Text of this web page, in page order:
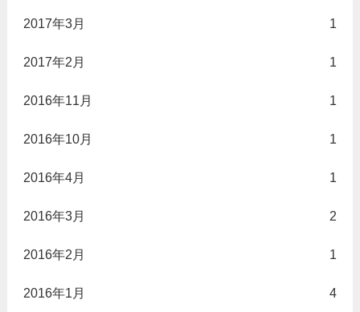
2017年3月 1
2017年2月 1
2016年11月 1
2016年10月 1
2016年4月 1
2016年3月 2
2016年2月 1
2016年1月 4